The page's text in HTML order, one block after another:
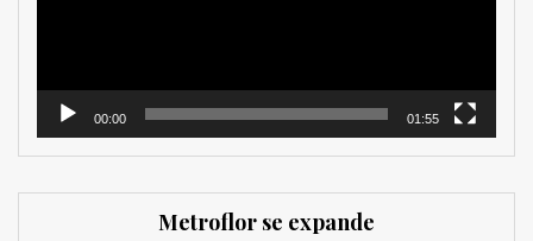
00:00 01:55
Metroflor se expande